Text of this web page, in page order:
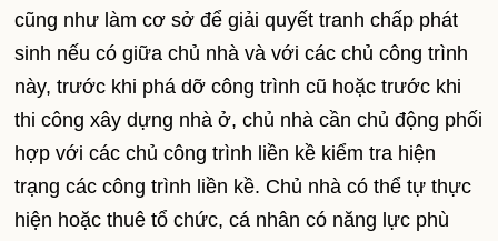
cũng như làm cơ sở để giải quyết tranh chấp phát
sinh nếu có giữa chủ nhà và với các chủ công trình
này, trước khi phá dỡ công trình cũ hoặc trước khi
thi công xây dựng nhà ở, chủ nhà cần chủ động phối
hợp với các chủ công trình liền kề kiểm tra hiện
trạng các công trình liền kề. Chủ nhà có thể tự thực
hiện hoặc thuê tổ chức, cá nhân có năng lực phù